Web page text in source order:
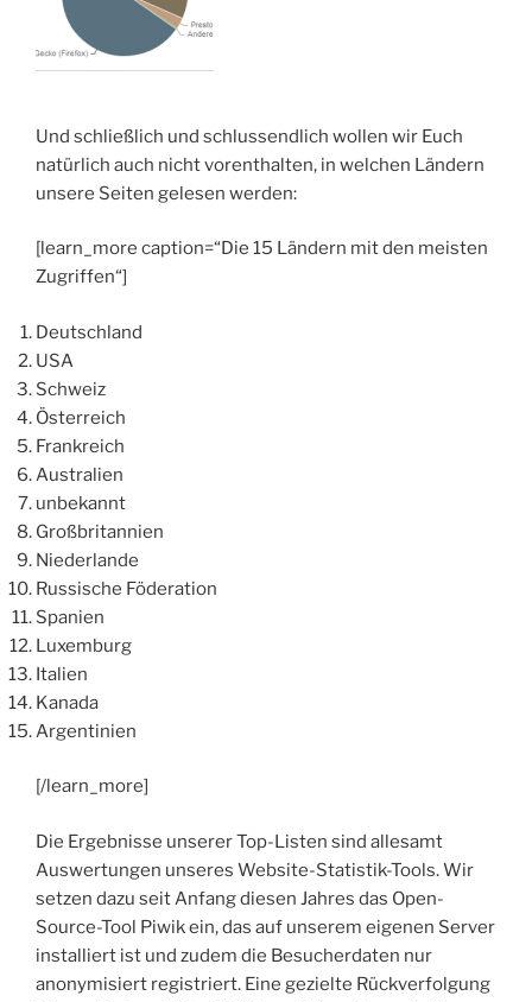
Und schließlich und schlussendlich wollen wir Euch
natürlich auch nicht vorenthalten, in welchen Ländern
unsere Seiten gelesen werden:
[learn_more caption=“Die 15 Ländern mit den meisten
Zugriffen“]
Deutschland
USA
Schweiz
Österreich
Frankreich
Australien
unbekannt
Großbritannien
Niederlande
Russische Föderation
Spanien
Luxemburg
Italien
Kanada
Argentinien
[/learn_more]
Die Ergebnisse unserer Top-Listen sind allesamt
Auswertungen unseres Website-Statistik-Tools. Wir
setzen dazu seit Anfang diesen Jahres das Open-
Source-Tool Piwik ein, das auf unserem eigenen Server
installiert ist und zudem die Besucherdaten nur
anonymisiert registriert. Eine gezielte Rückverfolgung